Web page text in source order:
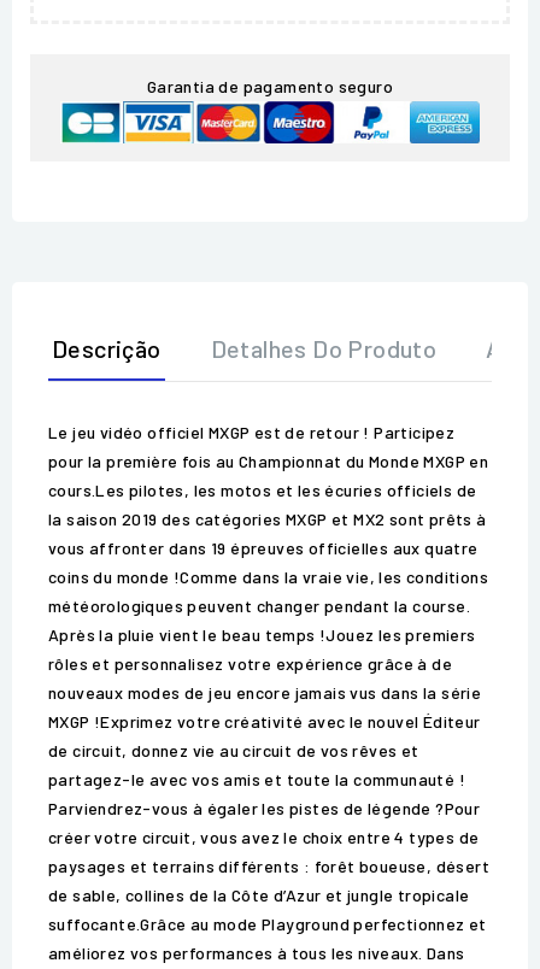
Garantia de pagamento seguro
Descrição Detalhes Do Produto
Le jeu vidéo officiel MXGP est de retour ! Participez
pour la première fois au Championnat du Monde MXGP en
cours.Les pilotes, les motos et les écuries officiels de
la saison 2019 des catégories MXGP et MX2 sont prêts à
vous affronter dans 19 épreuves officielles aux quatre
coins du monde !Comme dans la vraie vie, les conditions
météorologiques peuvent changer pendant la course.
Après la pluie vient le beau temps !Jouez les premiers
rôles et personnalisez votre expérience grâce à de
nouveaux modes de jeu encore jamais vus dans la série
MXGP !Exprimez votre créativité avec le nouvel Éditeur
de circuit, donnez vie au circuit de vos rêves et
partagez-le avec vos amis et toute la communauté !
Parviendrez-vous à égaler les pistes de légende ?Pour
créer votre circuit, vous avez le choix entre 4 types de
paysages et terrains différents : forêt boueuse, désert
de sable, collines de la Côte d’Azur et jungle tropicale
suffocante.Grâce au mode Playground perfectionnez et
améliorez vos performances à tous les niveaux. Dans